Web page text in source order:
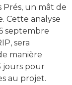
un mât de
Cette analyse
septembre
sera
manière
jours pour
au projet.